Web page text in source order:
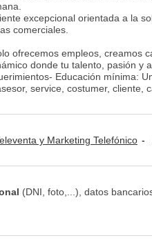
excepcional orientada a la
comerciales.
ofrecemos empleos, creamos
donde tu talento, pasión y
Educación mínima:
service, costumer, cliente,
y Marketing Telefónico
(DNI, foto,...), datos